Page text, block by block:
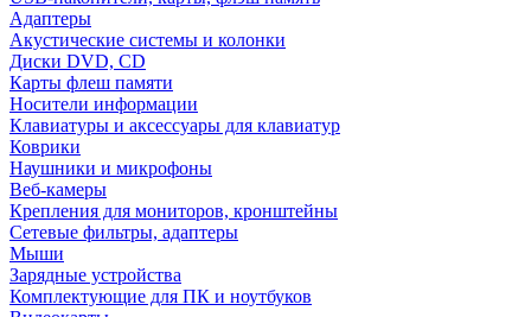
Адаптеры
Акустические системы и колонки
Диски DVD, CD
Карты флеш памяти
Носители информации
Клавиатуры и аксессуары для клавиатур
Коврики
Наушники и микрофоны
Веб-камеры
Крепления для мониторов, кронштейны
Сетевые фильтры, адаптеры
Мыши
Зарядные устройства
Комплектующие для ПК и ноутбуков